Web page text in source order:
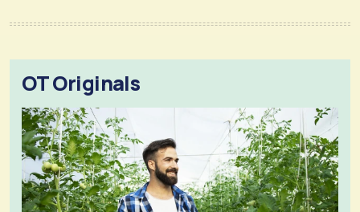
OT Originals